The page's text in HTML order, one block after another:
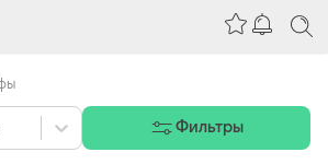
Фильтры